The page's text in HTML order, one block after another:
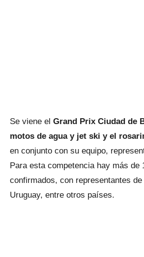
Se viene el Grand Prix Ciudad de
motos de agua y jet ski y el
en conjunto con su equipo,
Para esta competencia hay más de
confirmados, con representantes
Uruguay, entre otros países.